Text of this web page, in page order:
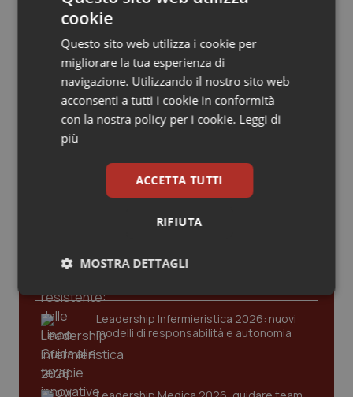
Umbria
Valle D’Aosta
Veneto
Oftalmologia
Oncodermatologia
Oncoematologia
Oncologia & Nutrizione
Psoriasi & pelle
Quotidiano Oncologia
Quotidiano Pediatria
Rene & patologie urogenitali
Ultime analisi e review da QS Pro
Gold
Cloud sanitario: infrastrutture,
compliance, GDPR e Risk management
dalle Linee Guida alle terapie innovative
Leadership Infermieristica 2026: nuovi
modelli di responsabilità e autonomia
cookie
Questo sito web utilizza i cookie per
migliorare la tua esperienza di
navigazione. Utilizzando il nostro sito web
acconsenti a tutti i cookie in conformità
con la nostra policy per i cookie. Leggi di
più
ACCETTA TUTTI
RIFIUTA
MOSTRA DETTAGLI
Necessari Statistici Marketing